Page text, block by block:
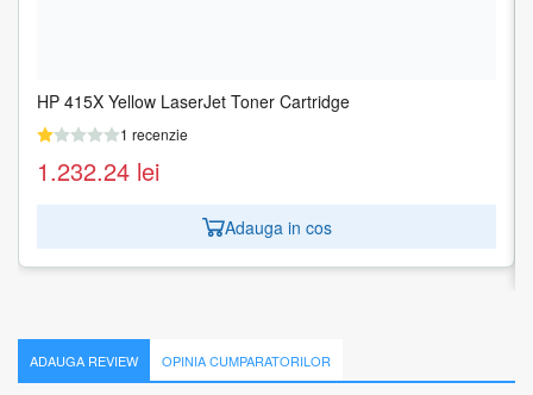
HP 415X Yellow LaserJet Toner Cartridge
1 recenzie
1.232.24 lei
Adauga in cos
XEROX 106R01294 Toner Xerox negru Phaser 5550, 30000
pagini
Adauga in cos
ADAUGA REVIEW OPINIA CUMPARATORILOR